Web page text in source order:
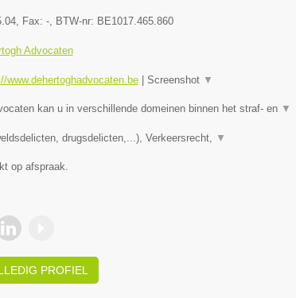
, Fax: -, BTW-nr: BE1017.465.860
Advocaten
www.dehertoghadvocaten.be| Screenshot ▼
kan u in verschillende domeinen binnen het straf- en ▼
drugsdelicten,...), Verkeersrecht, ▼
op afspraak.
PROFIEL